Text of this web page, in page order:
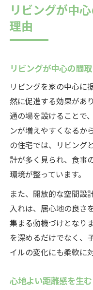
リビングが中
理由
リビングが中心の間
リビングを家の中心に
然に促進する効果があ
通の場を設けることで
ンが増えやすくなるか
の住宅では、リビング
計が多く見られ、食事
環境が整っています。
また、開放的な空間設
入れは、居心地の良さ
集まる動機づけとなり
を深めるだけでなく、
イルの変化にも柔軟に
心地よい距離感を生